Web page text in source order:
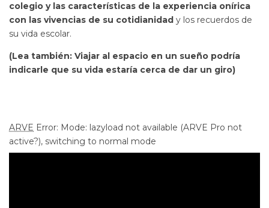
colegio y las características de la experiencia onírica
con las vivencias de su cotidianidad y los recuerdos de
su vida escolar.
(Lea también: Viajar al espacio en un sueño podría
indicarle que su vida estaría cerca de dar un giro)
ARVE Error: Mode: lazyload not available (ARVE Pro not
active?), switching to normal mode